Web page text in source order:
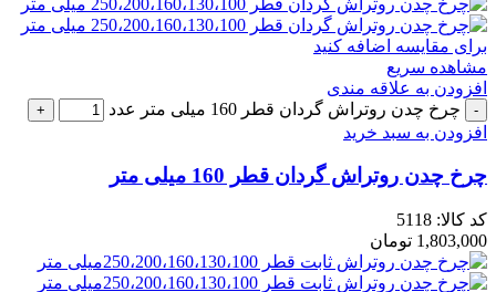
برای مقایسه اضافه کنید
مشاهده سریع
افزودن به علاقه مندی
چرخ چدن روتراش گردان قطر 160 میلی متر عدد
افزودن به سبد خرید
چرخ چدن روتراش گردان قطر 160 میلی متر
کد کالا: 5118
1,803,000 تومان